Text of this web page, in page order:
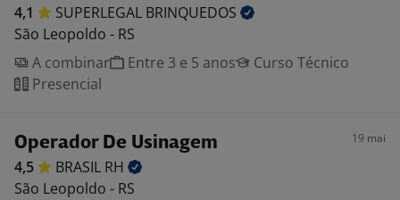
4,1 SUPERLEGAL BRINQUEDOS
São Leopoldo - RS
A combinar
Entre 3 e 5 anos
Curso Técnico
Presencial
Operador De Usinagem 19 mai
4,5 BRASIL RH
São Leopoldo - RS